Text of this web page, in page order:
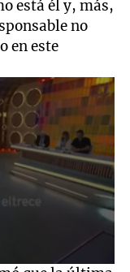
está él y, más,
no
en este